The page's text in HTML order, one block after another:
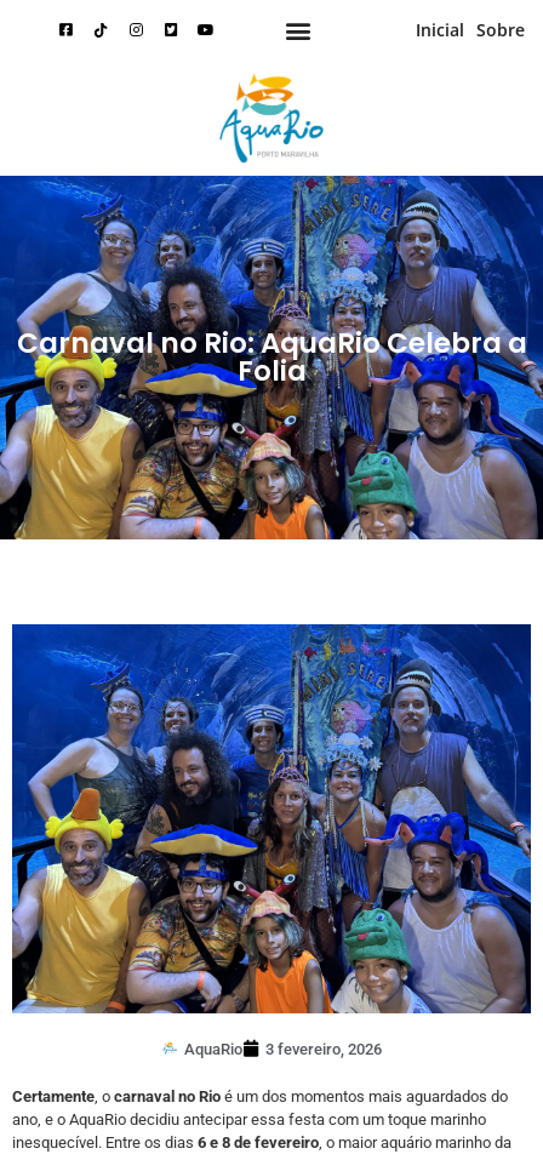
Inicial Sobre
Carnaval no Rio: AquaRio Celebra a
Folia
AquaRio 3 fevereiro, 2026
Certamente , o carnaval no Rio é um dos momentos mais aguardados do
ano, e o AquaRio decidiu antecipar essa festa com um toque marinho
inesquecível. Entre os dias 6 e 8 de fevereiro , o maior aquário marinho da